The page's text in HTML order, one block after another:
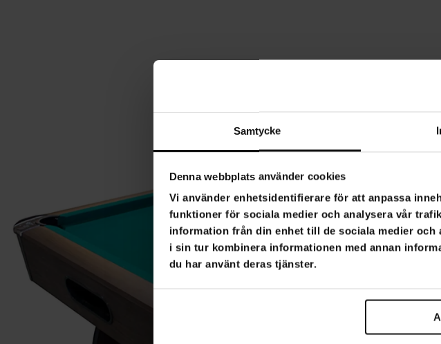
Samtycke
Denna webbplats använder cookies
Vi använder enhetsidentifierare för att anpassa
funktioner för sociala medier och analysera vår
information från din enhet till de sociala medier och
i sin tur kombinera informationen med annan
du har använt deras tjänster.